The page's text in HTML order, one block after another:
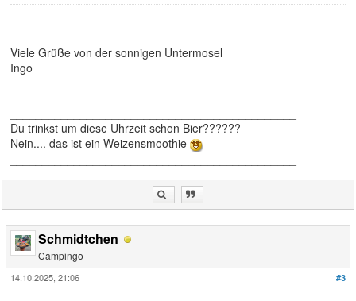
Viele Grüße von der sonnigen Untermosel
Ingo
Du trinkst um diese Uhrzeit schon Bier??????
Nein.... das ist ein Weizensmoothie
Schmidtchen
Campingo
#3
14.10.2025, 21:06